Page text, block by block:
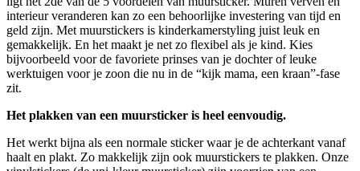
interieur veranderen kan zo een behoorlijke investering van tijd en
geld zijn. Met muurstickers is kinderkamerstyling juist leuk en
gemakkelijk. En het maakt je net zo flexibel als je kind. Kies
bijvoorbeeld voor de favoriete prinses van je dochter of leuke
werktuigen voor je zoon die nu in de “kijk mama, een kraan”-fase
zit.
Het plakken van een muursticker is heel eenvoudig.
Het werkt bijna als een normale sticker waar je de achterkant vanaf
haalt en plakt. Zo makkelijk zijn ook muurstickers te plakken. Onze